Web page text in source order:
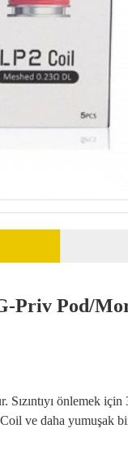
Priv Pod/
önlemek
ve daha yumuşak